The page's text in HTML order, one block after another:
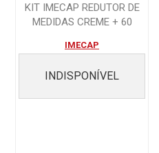
KIT IMECAP REDUTOR DE
MEDIDAS CREME + 60
IMECAP
INDISPONÍVEL